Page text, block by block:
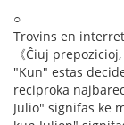
○
Trovins en
《Ĉiuj
"Kun" estas
reciproka
Julio" signifas ke